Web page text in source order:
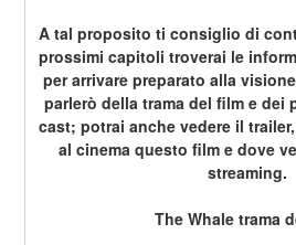
A tal proposito ti consiglio di
prossimi capitoli troverai le
per arrivare preparato alla
parlerò della trama del film e dei
cast; potrai anche vedere il
al cinema questo film e dove
streaming.
The Whale trama